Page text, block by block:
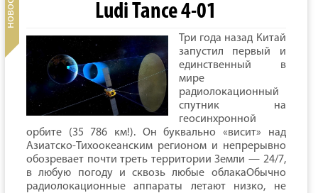
Ludi Tance 4-01
Три года назад Китай
запустил первый и
единственный в
мире
радиолокационный
спутник на
геосинхронной
орбите (35 786 км!). Он буквально «висит» над
Азиатско-Тихоокеанским регионом и непрерывно
обозревает почти треть территории Земли — 24/7,
в любую погоду и сквозь любые облакаОбычно
радиолокационные аппараты летают низко, не